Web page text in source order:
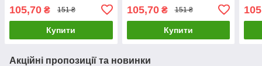
Pro Titan, MagSafe, легкий
і міцний
105,70 ₴ 151 ₴
Купити
Pro Titan, легкий і міцний,
з підтримкою MagSafe
105,70₴ 151 ₴
Купити
Акційні пропозиції та новинки